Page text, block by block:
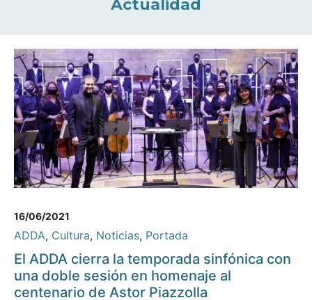
Actualidad
16/06/2021
ADDA, Cultura, Noticias, Portada
El ADDA cierra la temporada sinfónica con
una doble sesión en homenaje al
centenario de Astor Piazzolla